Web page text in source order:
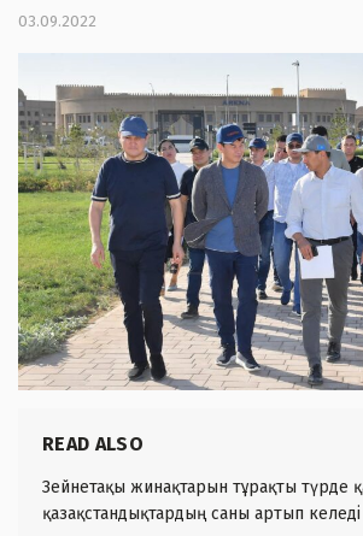
03.09.2022
READ ALSO
Зейнетақы жинақтарын тұрақты түрде
қазақстандықтардың саны артып келеді